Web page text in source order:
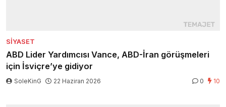
SIYASET
ABD Lider Yardımcısı Vance, ABD-İran görüşmeleri
için İsviçre’ye gidiyor
SoleKinG 22 Haziran 2026 0 10